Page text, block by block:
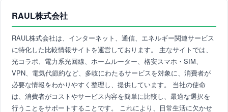
RAUL株式会社
RAUL株式会社は、インターネット、通信、エネルギー関連サービス
に特化した比較情報サイトを運営しております。 主なサイトでは、
光コラボ、電力系光回線、ホームルーター、格安スマホ・SIM、
VPN、電気代節約など、多岐にわたるサービスを対象に、消費者が
必要な情報をわかりやすく整理し、提供しています。 当社の使命
は、消費者がコストやサービス内容を簡単に比較し、最適な選択を
行うことをサポートすることです。 これにより、日常生活に欠かせ